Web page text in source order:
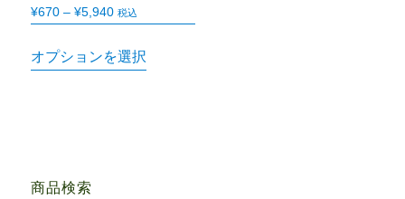
¥670 –¥5,940 税込
オプションを選択
商品検索